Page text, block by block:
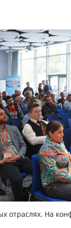
отраслях. На